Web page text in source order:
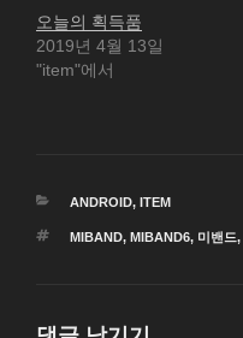
오늘의 획득품
2019년 4월 13일
"item"에서
카
고
ANDROID, ITEM
태
MIBAND, MIBAND6, 미밴드,